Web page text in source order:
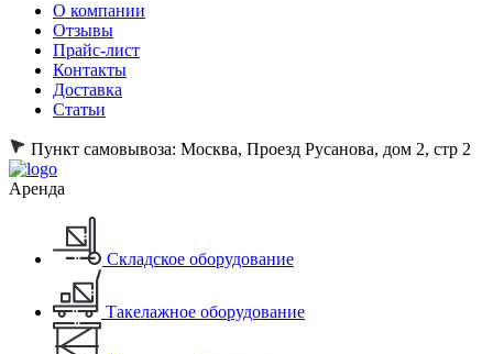
О компании
Отзывы
Прайс-лист
Контакты
Доставка
Статьи
Пункт самовывоза: Москва, Проезд Русанова, дом 2, стр 2
Аренда
Складское оборудование
Такелажное оборудование